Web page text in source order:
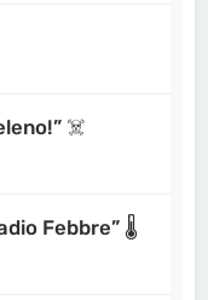
☠️
Febbre” 🌡️